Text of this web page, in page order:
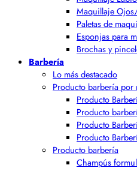
Maquillaje
Paletas de
Esponjas para
Brochas y
Barbería
Lo más destacado
Producto barbería por
Producto
Producto
Producto
Producto
Producto barbería
Champús